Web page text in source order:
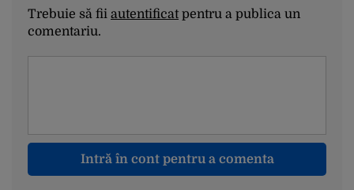
Trebuie să fii autentificatpentru a publica un
comentariu.
Intră în cont pentru a comenta